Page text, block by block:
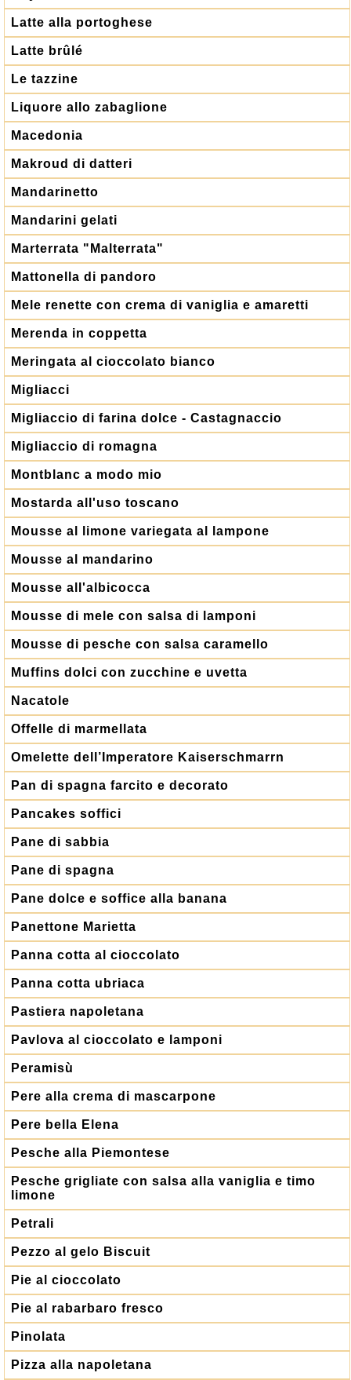
Latte alla portoghese
Latte brûlé
Le tazzine
Liquore allo zabaglione
Macedonia
Makroud di datteri
Mandarinetto
Mandarini gelati
Marterrata "Malterrata"
Mattonella di pandoro
Mele renette con crema di vaniglia e amaretti
Merenda in coppetta
Meringata al cioccolato bianco
Migliacci
Migliaccio di farina dolce - Castagnaccio
Migliaccio di romagna
Montblanc a modo mio
Mostarda all'uso toscano
Mousse al limone variegata al lampone
Mousse al mandarino
Mousse all'albicocca
Mousse di mele con salsa di lamponi
Mousse di pesche con salsa caramello
Muffins dolci con zucchine e uvetta
Nacatole
Offelle di marmellata
Omelette dell’Imperatore Kaiserschmarrn
Pan di spagna farcito e decorato
Pancakes soffici
Pane di sabbia
Pane di spagna
Pane dolce e soffice alla banana
Panettone Marietta
Panna cotta al cioccolato
Panna cotta ubriaca
Pastiera napoletana
Pavlova al cioccolato e lamponi
Peramisù
Pere alla crema di mascarpone
Pere bella Elena
Pesche alla Piemontese
Pesche grigliate con salsa alla vaniglia e timo
limone
Petrali
Pezzo al gelo Biscuit
Pie al cioccolato
Pie al rabarbaro fresco
Pinolata
Pizza alla napoletana